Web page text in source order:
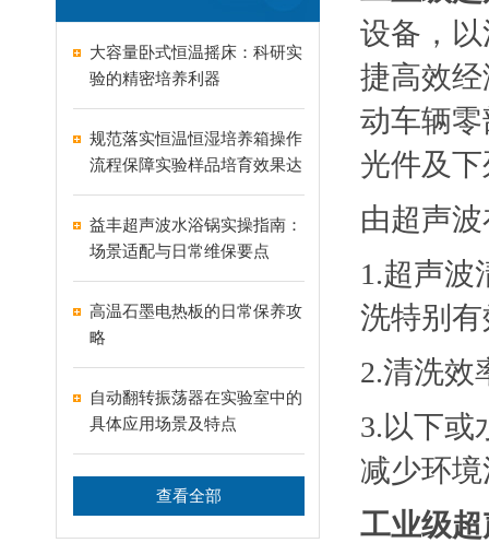
大容量卧式恒温摇床：科研实
验的精密培养利器
规范落实恒温恒湿培养箱操作
流程保障实验样品培育效果达
标
益丰超声波水浴锅实操指南：
场景适配与日常维保要点
高温石墨电热板的日常保养攻
略
自动翻转振荡器在实验室中的
具体应用场景及特点
查看全部
设备，
捷高效
动车辆
光件及
由超声
1.超声波
洗特别
2.清洗效
3.以下或
减少环
工业级